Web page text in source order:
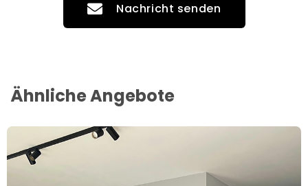
Nachricht senden
Ähnliche Angebote